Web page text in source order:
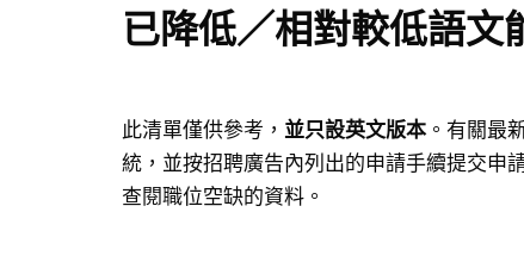
已降低／相對較低語
此清單僅供參考， 並只設英文版本。有關最
統，並按招聘廣告內列出的申請手續提交申
查閱職位空缺的資料。